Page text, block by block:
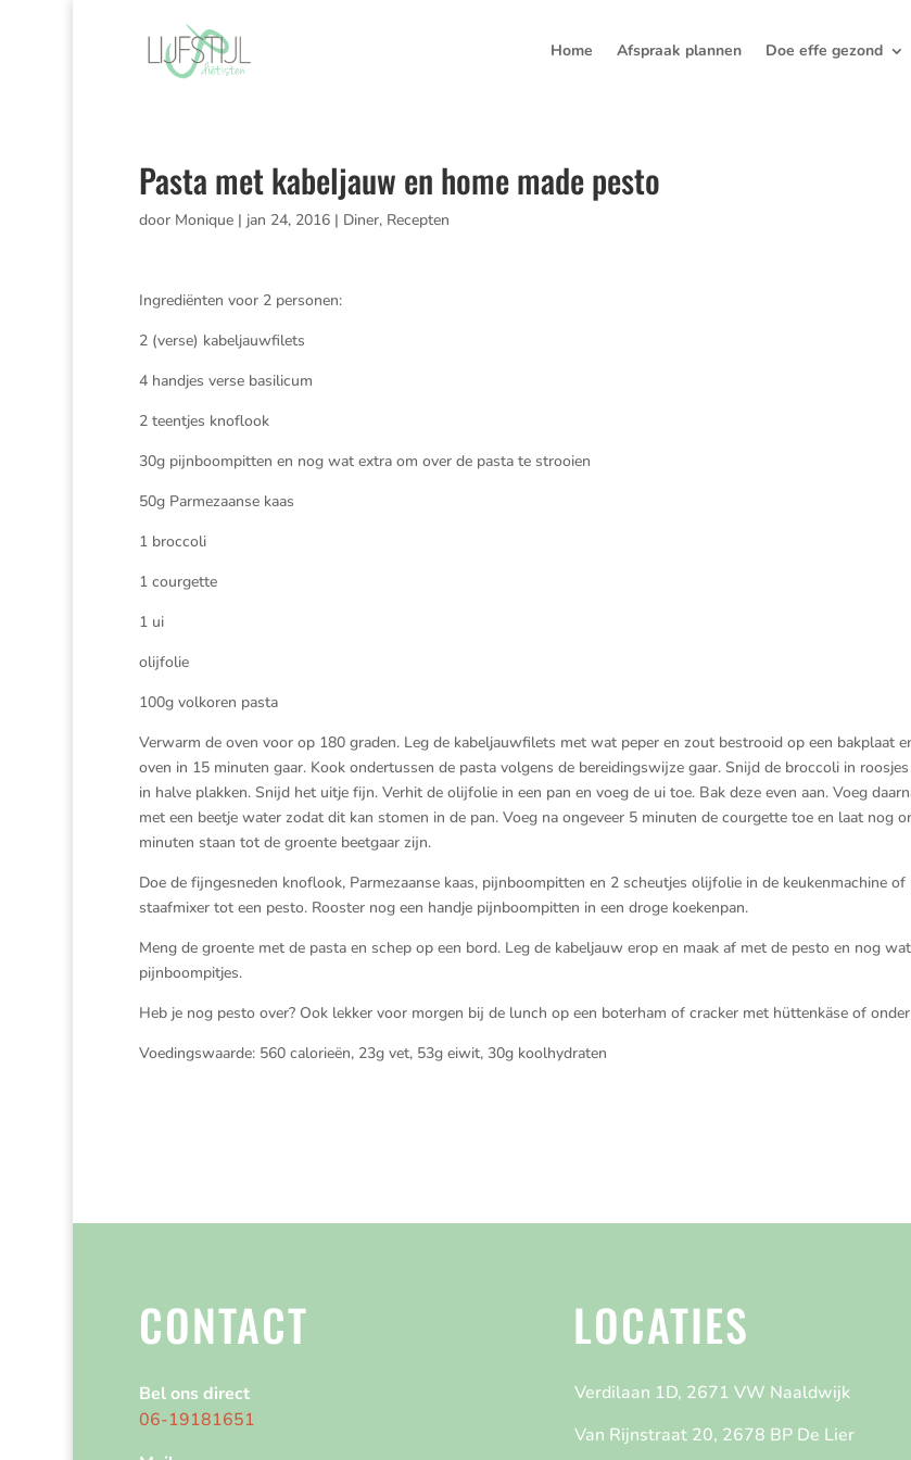
Home Afspraak plannen Doe effe gezond
Pasta met kabeljauw en home made pesto
door Monique| jan 24, 2016| Diner, Recepten
Ingrediënten voor 2 personen:
2 (verse) kabeljauwfilets
4 handjes verse basilicum
2 teentjes knoflook
30g pijnboompitten en nog wat extra om over de pasta te strooien
50g Parmezaanse kaas
1 broccoli
1 courgette
1 ui
olijfolie
100g volkoren pasta
Verwarm de oven voor op 180 graden. Leg de kabeljauwfilets met wat peper en zout bestrooid op een bakplaat
oven in 15 minuten gaar. Kook ondertussen de pasta volgens de bereidingswijze gaar. Snijd de broccoli in
in halve plakken. Snijd het uitje fijn. Verhit de olijfolie in een pan en voeg de ui toe. Bak deze even aan. Voeg
met een beetje water zodat dit kan stomen in de pan. Voeg na ongeveer 5 minuten de courgette toe en laat nog
minuten staan tot de groente beetgaar zijn.
Doe de fijngesneden knoflook, Parmezaanse kaas, pijnboompitten en 2 scheutjes olijfolie in de keukenmachine of
staafmixer tot een pesto. Rooster nog een handje pijnboompitten in een droge koekenpan.
Meng de groente met de pasta en schep op een bord. Leg de kabeljauw erop en maak af met de pesto en nog
pijnboompitjes.
Heb je nog pesto over? Ook lekker voor morgen bij de lunch op een boterham of cracker met hüttenkäse of onder
Voedingswaarde: 560 calorieën, 23g vet, 53g eiwit, 30g koolhydraten
CONTACT
Bel ons direct
06-19181651
LOCATIES
Verdilaan 1D, 2671 VW Naaldwijk
Van Rijnstraat 20, 2678 BP De Lier